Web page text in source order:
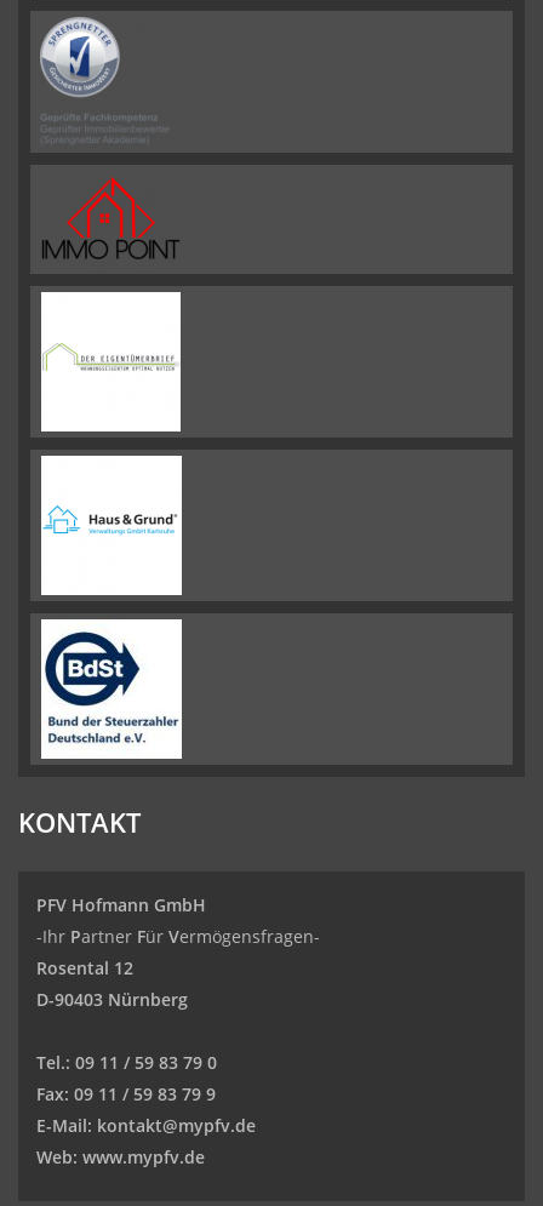
KONTAKT
PFV Hofmann GmbH
-Ihr Partner Für Vermögensfragen-
Rosental 12
D-90403 Nürnberg
Tel.: 09 11 / 59 83 79 0
Fax: 09 11 / 59 83 79 9
E-Mail: kontakt@mypfv.de
Web: www.mypfv.de